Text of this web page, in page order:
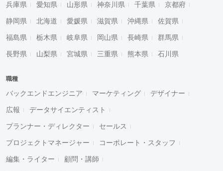
兵庫県 愛知県 山形県 神奈川県 千葉県 京都府
静岡県 北海道 愛媛県 滋賀県 沖縄県 佐賀県
福島県 栃木県 岐阜県 岡山県 長崎県 群馬県
長野県 山梨県 宮城県 三重県 熊本県 石川県
職種
バックエンドエンジニア マーケティング デザイナー
広報 データサイエンティスト
プランナー・ディレクター セールス
プロジェクトマネージャー コーポレート・スタッフ
編集・ライター 顧問・講師